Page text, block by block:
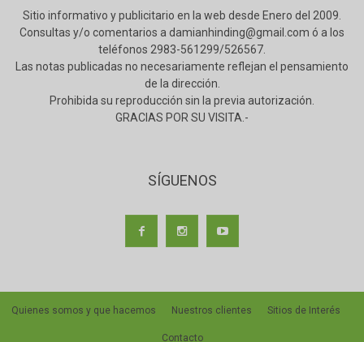
Sitio informativo y publicitario en la web desde Enero del 2009.
Consultas y/o comentarios a damianhinding@gmail.com ó a los
teléfonos 2983-561299/526567.
Las notas publicadas no necesariamente reflejan el pensamiento
de la dirección.
Prohibida su reproducción sin la previa autorización.
GRACIAS POR SU VISITA.-
SÍGUENOS
Quienes somos y que hacemos Nuestros clientes Sitios de Interés
Contacto